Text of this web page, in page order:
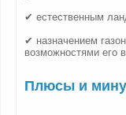
✔ естественным
✔ назначением
возможностями его
Плюсы и